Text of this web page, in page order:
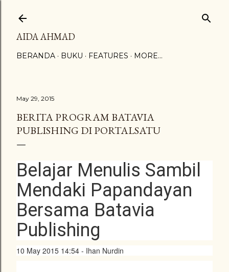
AIDA AHMAD
BERANDA BUKU FEATURES MORE…
May 29, 2015
BERITA PROGRAM BATAVIA
PUBLISHING DI PORTALSATU
Belajar Menulis Sambil
Mendaki Papandayan
Bersama Batavia
Publishing
10 May 2015 14:54 - Ihan Nurdin